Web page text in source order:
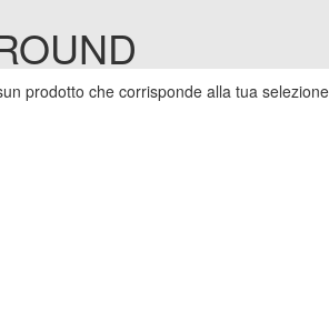
prodotto che corrisponde alla tua